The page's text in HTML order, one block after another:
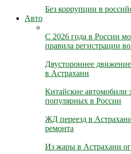
Без коррупции в
Авто
С 2026 года в России
правила регистрации
Двустороннее
в Астрахани
Китайские
популярных в России
ЖД переезд в
ремонта
Из жары в Астрахани